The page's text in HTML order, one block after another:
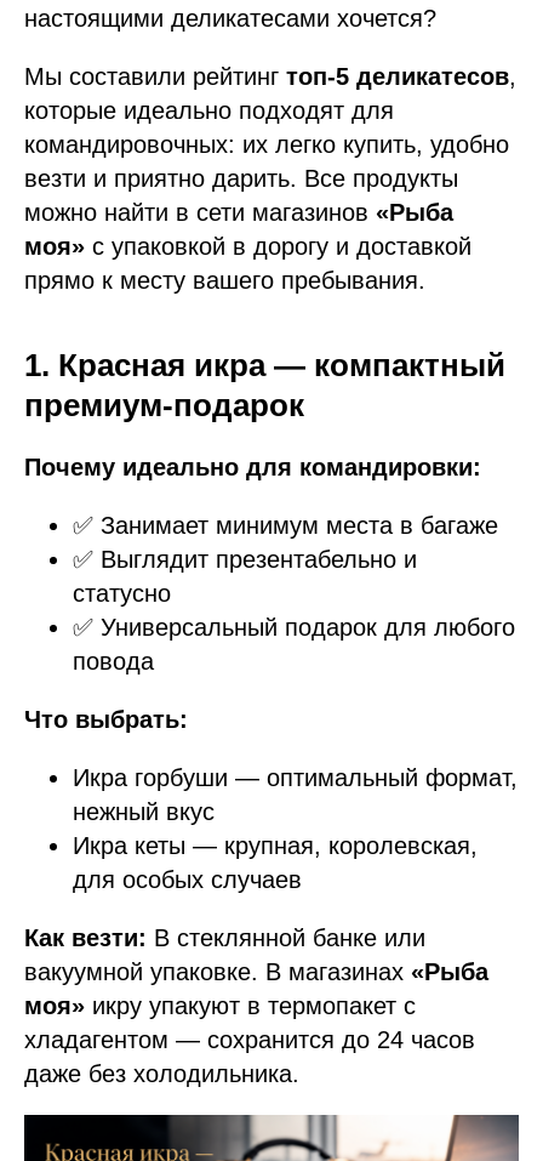
настоящими деликатесами хочется?
Мы составили рейтинг топ‑5 деликатесов,
которые идеально подходят для
командировочных: их легко купить, удобно
везти и приятно дарить. Все продукты
можно найти в сети магазинов «Рыба
моя» с упаковкой в дорогу и доставкой
прямо к месту вашего пребывания.
1. Красная икра — компактный
премиум‑подарок
Почему идеально для командировки:
✅ Занимает минимум места в багаже
✅ Выглядит презентабельно и
статусно
✅ Универсальный подарок для любого
повода
Что выбрать:
Икра горбуши — оптимальный формат,
нежный вкус
Икра кеты — крупная, королевская,
для особых случаев
Как везти: В стеклянной банке или
вакуумной упаковке. В магазинах «Рыба
моя» икру упакуют в термопакет с
хладагентом — сохранится до 24 часов
даже без холодильника.